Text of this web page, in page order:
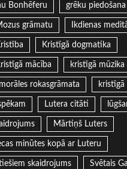
Bonhēferu grēku piedošana
grāmatu Ikdienas
Kristīgā dogmatika
mācība kristīgā mūzika
rokasgrāmata kristīgā
Lutera citāti
Mārtiņš Luters
minūtes kopā ar Luteru
skaidrojums Svētais